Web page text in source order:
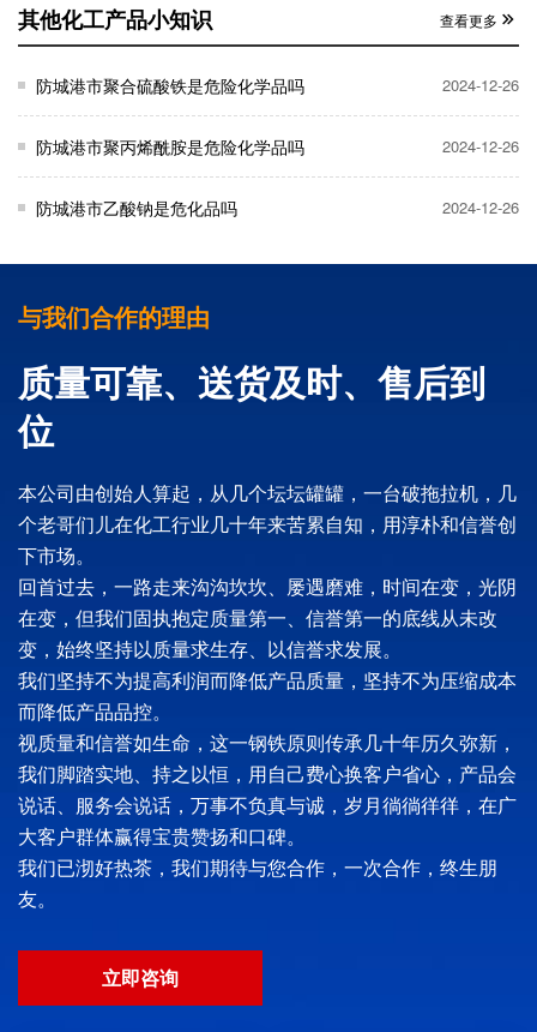
其他化工产品小知识 查看更多
防城港市聚合硫酸铁是危险化学品吗 2024-12-26
防城港市聚丙烯酰胺是危险化学品吗 2024-12-26
防城港市乙酸钠是危化品吗 2024-12-26
与我们合作的理由
质量可靠、送货及时、售后到
位
本公司由创始人算起，从几个坛坛罐罐，一台破拖拉机，几
个老哥们儿在化工行业几十年来苦累自知，用淳朴和信誉创
下市场。
回首过去，一路走来沟沟坎坎、屡遇磨难，时间在变，光阴
在变，但我们固执抱定质量第一、信誉第一的底线从未改
变，始终坚持以质量求生存、以信誉求发展。
我们坚持不为提高利润而降低产品质量，坚持不为压缩成本
而降低产品品控。
视质量和信誉如生命，这一钢铁原则传承几十年历久弥新，
我们脚踏实地、持之以恒，用自己费心换客户省心，产品会
说话、服务会说话，万事不负真与诚，岁月徜徜徉徉，在广
大客户群体赢得宝贵赞扬和口碑。
我们已沏好热茶，我们期待与您合作，一次合作，终生朋
友。
立即咨询